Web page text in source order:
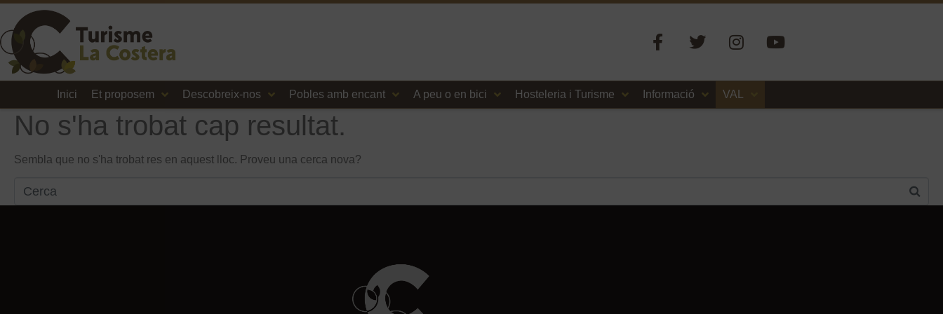
Inici Et proposem Descobreix-nos Pobles amb encant A peu o en bici Hosteleria i Turisme Informació VAL
No s'ha trobat cap resultat.
Sembla que no s'ha trobat res en aquest lloc. Proveu una cerca nova?